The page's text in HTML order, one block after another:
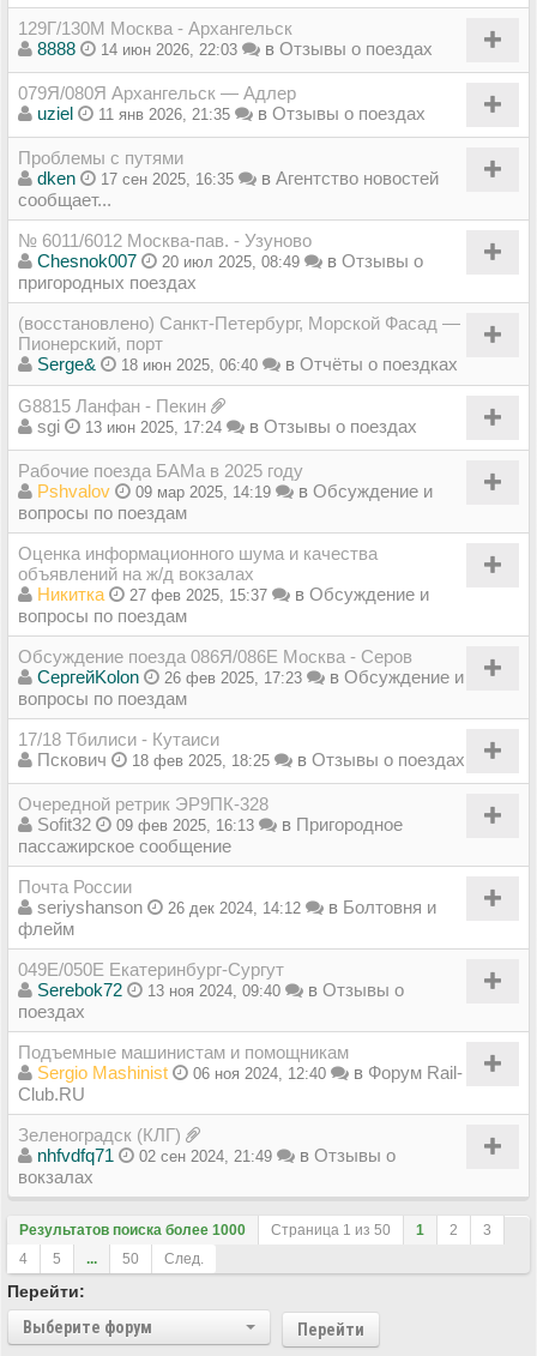
129Г/130М Москва - Архангельск
8888
14 июн 2026, 22:03 в Отзывы о поездах
079Я/080Я Архангельск — Адлер
uziel
11 янв 2026, 21:35 в Отзывы о поездах
Проблемы с путями
dken
17 сен 2025, 16:35 в Агентство новостей
сообщает...
№ 6011/6012 Москва-пав. - Узуново
Chesnok007
20 июл 2025, 08:49 в Отзывы о
пригородных поездах
(восстановлено) Санкт-Петербург, Морской Фасад —
Пионерский, порт
Serge&
18 июн 2025, 06:40 в Отчёты о поездках
G8815 Ланфан - Пекин
sgi
13 июн 2025, 17:24 в Отзывы о поездах
Рабочие поезда БАМа в 2025 году
Pshvalov
09 мар 2025, 14:19 в Обсуждение и
вопросы по поездам
Оценка информационного шума и качества
объявлений на ж/д вокзалах
Никитка
27 фев 2025, 15:37 в Обсуждение и
вопросы по поездам
Обсуждение поезда 086Я/086Е Москва - Серов
СергейKolon
26 фев 2025, 17:23 в Обсуждение и
вопросы по поездам
17/18 Тбилиси - Кутаиси
Пскович
18 фев 2025, 18:25 в Отзывы о поездах
Очередной ретрик ЭР9ПК-328
Sofit32
09 фев 2025, 16:13 в Пригородное
пассажирское сообщение
Почта России
seriyshanson
26 дек 2024, 14:12 в Болтовня и
флейм
049Е/050Е Екатеринбург-Сургут
Serebok72
13 ноя 2024, 09:40 в Отзывы о
поездах
Подъемные машинистам и помощникам
Sergio Mashinist
06 ноя 2024, 12:40 в Форум Rail-
Club.RU
Зеленоградск (КЛГ)
nhfvdfq71
02 сен 2024, 21:49 в Отзывы о
вокзалах
Результатов поиска более 1000 Страница 1 из 50 1 2
3
4
5 ... 50 След.
Перейти:
Выберите форум
Перейти